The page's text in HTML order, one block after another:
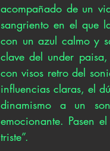
acompañado de un
sangriento en el que
con un azul calmo y
clave del under
con visos retro del
influencias claras, el
dinamismo a un
emocionante. Pasen
triste”.